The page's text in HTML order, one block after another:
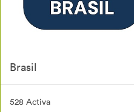
Brasil
528 Activa